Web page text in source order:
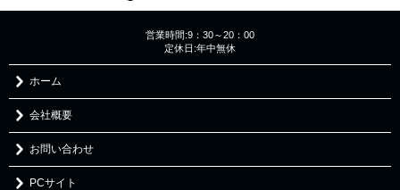
営業時間:9：30～20：00
定休日:年中無休
ホーム
会社概要
お問い合わせ
PCサイト